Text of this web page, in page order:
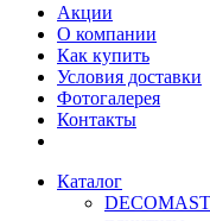
Акции
О компании
Как купить
Условия доставки
Фотогалерея
Контакты
Каталог